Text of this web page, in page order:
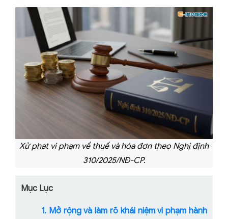
Xử phạt vi phạm về thuế và hóa đơn theo Nghị định
310/2025/NĐ-CP.
Mục Lục
1. Mở rộng và làm rõ khái niệm vi phạm hành